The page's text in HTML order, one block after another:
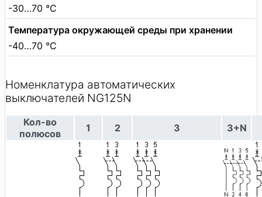
-30…70 °C
Температура окружающей среды при хранении
-40…70 °C
Номенклатура автоматических
выключателей NG125N
Кол-во
полюсов
1 2 3 3+N